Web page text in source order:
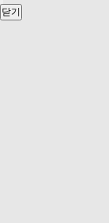
닫기